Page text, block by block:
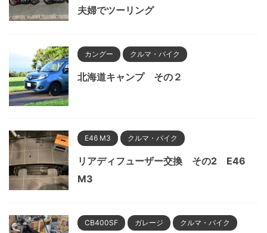
夫婦でツーリング
カングー クルマ・バイク
北海道キャンプ その２
E46 M3 クルマ・バイク
リアディフューザー交換 その2 E46
M3
CB400SF ガレージ クルマ・バイク